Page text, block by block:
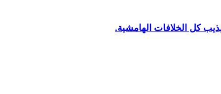
كل الخلافات الهامشية.